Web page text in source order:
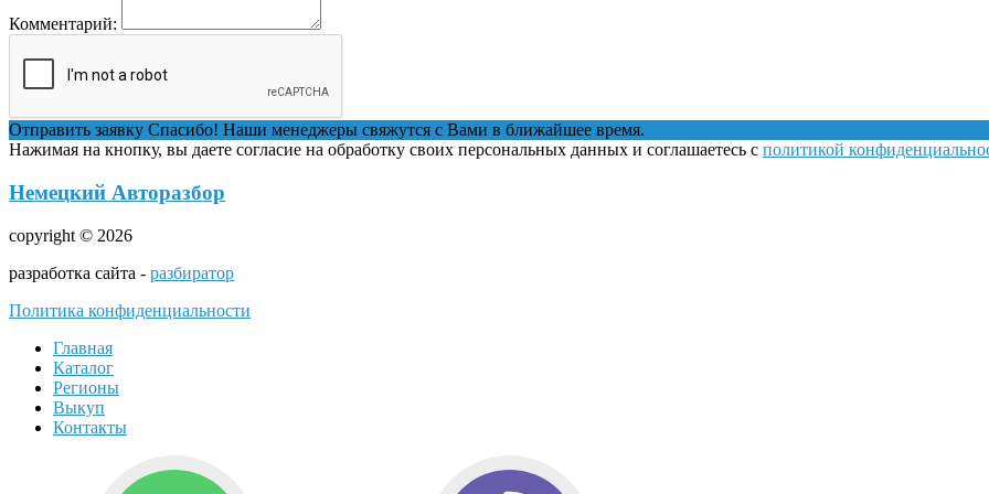
Комментарий:
Отправить заявку Спасибо! Наши менеджеры свяжутся с Вами в ближайшее время.
Нажимая на кнопку, вы даете согласие на обработку своих персональных данных и соглашаетесь с политикой
Немецкий Авторазбор
copyright © 2026
разработка сайта - разбиратор
Политика конфиденциальности
Главная
Каталог
Регионы
Выкуп
Контакты